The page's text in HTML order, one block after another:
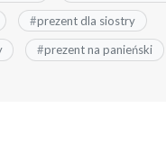
#prezent dla siostry
#prezent na panieński